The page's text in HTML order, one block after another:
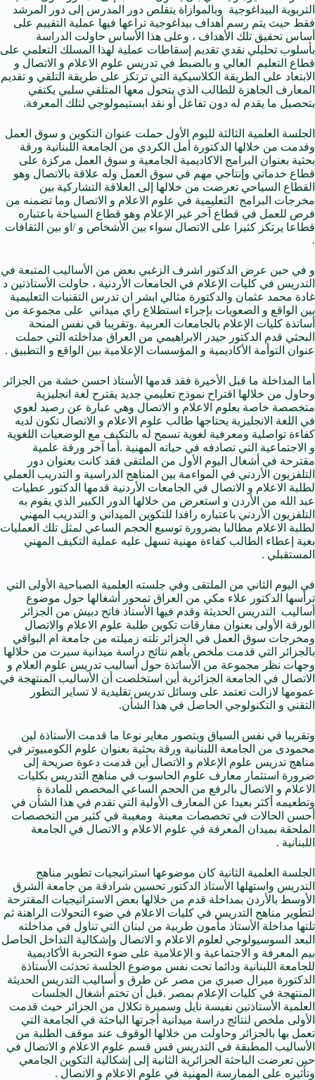
التربوية البيداغوجية وبالموازاة يتقلص دور المدرس إلى دور المرشد
فقط حيث يتم رسم أهداف بيداغوجية تراعها فيها عملية التقييم على
أساس تحقيق تلك الأهداف ، وعلى هذا الأساس حاولت الدراسة
بأسلوب تحليلي نقدي تقديم إسقاطات عملية لهذا المسلك التعلمي على
قطاع التعليم العالي و بالضبط في تدريس علوم الاعلام و الاتصال و
الابتعاد على الطريقة الكلاسيكية التي ترتكز على طريقة التلقي و تقديم
المعارف الجاهزة للطالب الذي يتحول معها المتلقي سلبي يكتفي
بتحصيل ما يقدم له دون تفاعل أو نقد ابستيمولوجي لتلك المعرفة.
الجلسة العلمية الثالثة لليوم الأول حملت عنوان التكوين و سوق العمل
وقدمت من خلالها الدكتورة أمل الكردي من الجامعة اللبنانية ورقة
بحثية بعنوان البرامج الاكاديمية الجامعية و سوق العمل مركزة على
قطاع خدماتي وإنتاجي مهم في سوق العمل وله علاقة بالاتصال وهو
القطاع السياحي تعرضت من خلالها إلى العلاقة التشاركية بين
مخرجات البرامج التعليمية في علوم الاعلام و الاتصال وما تضمنه من
فرص للعمل في قطاع آخر غير الإعلام وهو قطاع السياحة باعتباره
قطاعا يرتكز كثيرا على الاتصال سواء بين الأشخاص و /او بين الثقافات
.
و في حين عرض الدكتور اشرف الزغبي بعض من الأساليب المتبعة في
التدريس في كليات الإعلام في الجامعات الأردنية ، حاولت الأستاذتين د
غادة محمد عثمان والدكتورة مثالي ابشر ان تدرس التقنيات التعليمية
بين الواقع و الصعوبات بإجراء استطلاع رأي ميداني على مجموعة من
أساتذة كليات الإعلام بالجامعات العربية .وتقريبا في نفس المنحة
البحثي قدم الدكتور حيدر الابراهيمي من العراق مداخلته التي حملت
عنوان التوأمة الأكاديمية و المؤسسات الإعلامية بين الواقع و التطبيق .
أما المداخلة ما قبل الأخيرة فقد قدمها الأستاذ احسن خشة من الجزائر
وحاول من خلالها اقتراح نموذج تعليمي جديد يقترح لغة انجليزية
متخصصة خاصة بعلوم الاعلام و الاتصال وهي عبارة عن رصيد لغوي
في اللغة الانجليزية يحتاجها طالب علوم الاعلام و الاتصال تكون لديه
كفاءة تواصلية ومعرفية لغوية تسمح له بالتكيف مع الوضعيات اللغوية
و الاجتماعية التي تصادفه في حياته المهنية .أما آخر ورقة علمية
مقترحة في أشغال اليوم الأول من الملتقى فقد كانت بعنوان دور
التلفزيون الأردني في المواءمة بين المناهج الدراسية و التدريب العملي
لطلبة الاعلام و الاتصال في الجامعات الأردنية قدمها الدكتور عطيات
عبد الله من الأردن و استعرض من خلالها الدور الكبير الذي يقوم به
التلفزيون الأردني باعتباره رافدا للتكوين الميداني و التدريب المهني
لطلبة الاعلام مطالبا بضرورة توسيع الحجم الساعي لمثل تلك العمليات
بغية إعطاء الطالب كفاءة مهنية تسهل عليه عملية التكيف المهني
المستقبلي .
في اليوم الثاني من الملتقى وفي جلسته العلمية الصباحية الأولى التي
ترأسها الدكتور علاء مكي من العراق تمحور أشغالها حول موضوع
أساليب التدريس الحديثة وقدم فيها الأستاذ فاتح دبيش من الجزائر
الورقة الأولى بعنوان مفارقات تكوين طلبة علوم الاعلام والاتصال
ومخرجات سوق العمل في الجزائر تلته زميلته من جامعة ام البواقي
بالجزائر التي قدمت ملخص بأهم نتائج دراسة ميدانية سبرت من خلالها
وجهات نظر مجموعة من الأساتذة حول أساليب تدريس علوم العلام و
الاتصال في الجامعة الجزائرية أين استخلصت أن الأساليب المنتهجة في
عمومها لازالت تعتمد على وسائل تدريس تقليدية لا تساير التطور
التقني و التكنولوجي الحاصل في هذا الشأن.
وتقريبا في نفس السياق وبتصور مغاير نوعا ما قدمت الأستاذة لين
محمودى من الجامعة اللبنانية ورقة بحثية بعنوان علوم الكومبيوتر في
مناهج تدريس علوم الإعلام و الاتصال أين قدمت دعوة صريحة إلى
ضرورة استثمار معارف علوم الحاسوب في مناهج التدريس بكليات
الاعلام و الاتصال بالرفع من الحجم الساعي المخصص للمادة ة
وتطعيمه أكثر بعيدا عن المعارف الأولية التي تقدم في هذا الشأن في
أحسن الحالات في تخصصات معينة ومغيبة في كثير من التخصصات
الملحقة بميدان المعرفة في علوم الاعلام و الاتصال في الجامعة
اللبنانية .
الجلسة العلمية الثانية كان موضوعها استراتيجيات تطوير مناهج
التدريس واستهلها الأستاذ الدكتور تحسين شرادقة من جامعة الشرق
الأوسط بالأردن بمداخلة قدم من خلالها بعض الاستراتيجيات المقترحة
لتطوير مناهج التدريس في كليات الاعلام في ضوء التحولات الراهنة ثم
تلتها مداخلة الأستاذ مأمون طربية من لبنان التي تناول في مداخلته
البعد السوسيولوجي لعلوم الاعلام و الاتصال وإشكالية التداخل الحاصل
بيم المعرفة و الاجتماعية و الإعلامية على ضوء التجربة الأكاديمية
للجامعة اللبنانية ودائما تحت نفس موضوع الجلسة تحدثت الأستاذة
الدكتورة ميرال صبري من مصر عن طرق و أساليب التدريس الحديثة
المنتهجة في كليات الإعلام بمصر .قبل أن تختم أشغال الجلسات
العلمية الأستاذتين نفيسة نايل وسميرة تكلال من الجزائر حيث قدمت
الأولى ملخص لنتائج دراسة ميدانية أجرتها الباحثة في الجامعة التي
تعمل بها بالجزائر وحاولت من خلالها الوقوف عند موقف الطلبة من
الأساليب المطبقة في التدريس قس قسم علوم الاعلام و الاتصال في
حين تعرضت الباحثة الجزائرية الثانية إلى إشكالية التكوين الجامعي
وتأثيره على الممارسة المهنية في علوم الاعلام و الاتصال .